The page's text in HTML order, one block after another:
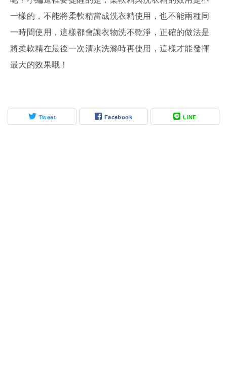
一樣的，不能將柔軟精當成洗衣精使用，也不能兩種同
一時間使用，這樣都會讓衣物洗不乾淨，正確的做法是
將柔軟精在最後一次清水洗滌時再使用，這樣才能發揮
最大的效果哦！
Tweet Facebook LINE